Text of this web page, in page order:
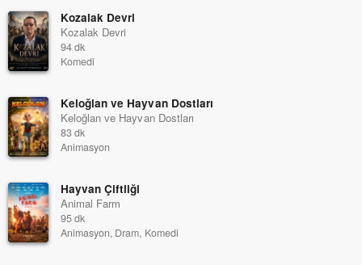
Kozalak Devri
Kozalak Devri
94 dk
Komedi
Keloğlan ve Hayvan Dostları
Keloğlan ve Hayvan Dostları
83 dk
Animasyon
Hayvan Çiftliği
Animal Farm
95 dk
Animasyon, Dram, Komedi